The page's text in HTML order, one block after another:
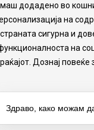
бидеме што
прикажување на
дека
грешка. Сите
но не се
во секој
додадено во
на
сигурна и
на
Дознај повеќе
Здраво, како можам